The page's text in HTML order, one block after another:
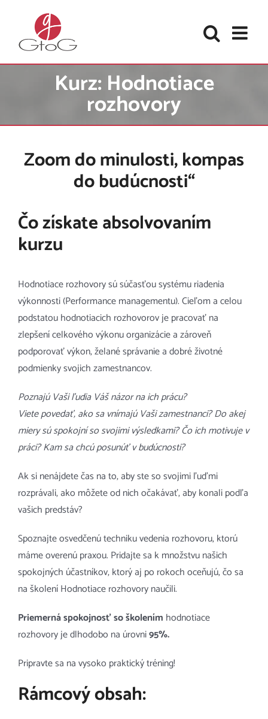
content
Kurz: Hodnotiace
rozhovory
Zoom do minulosti, kompas
do budúcnosti“
Čo získate absolvovaním
kurzu
Hodnotiace rozhovory sú súčasťou systému riadenia
výkonnosti (Performance managementu). Cieľom a celou
podstatou hodnotiacich rozhovorov je pracovať na
zlepšení celkového výkonu organizácie a zároveň
podporovať výkon, želané správanie a dobré životné
podmienky svojich zamestnancov.
Poznajú Vaši ľudia Váš názor na ich prácu?
Viete povedať, ako sa vnímajú Vaši zamestnanci? Do akej
miery sú spokojní so svojimi výsledkami? Čo ich motivuje v
práci? Kam sa chcú posunúť v budúcnosti?
Ak si nenájdete čas na to, aby ste so svojimi ľuďmi
rozprávali, ako môžete od nich očakávať, aby konali podľa
vašich predstáv?
Spoznajte osvedčenú techniku vedenia rozhovoru, ktorú
máme overenú praxou. Pridajte sa k množstvu našich
spokojných účastníkov, ktorý aj po rokoch oceňujú, čo sa
na školení Hodnotiace rozhovory naučili.
Priemerná spokojnosť so školením hodnotiace
rozhovory je dlhodobo na úrovni95%.
Pripravte sa na vysoko praktický tréning!
Rámcový obsah: